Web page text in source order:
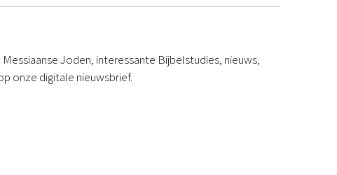
Joden, interessante Bijbelstudies, nieuws,
onze digitale nieuwsbrief.